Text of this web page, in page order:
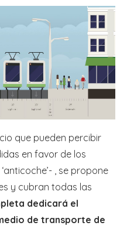
que pueden percibir
en favor de los
, se propone
y cubran todas las
dedicará el
de transporte de